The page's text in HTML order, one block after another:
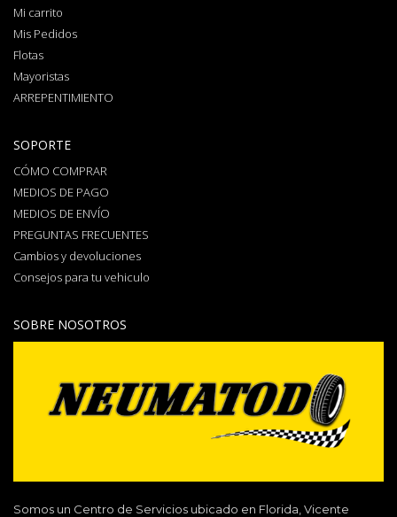
Mi carrito
Mis Pedidos
Flotas
Mayoristas
ARREPENTIMIENTO
SOPORTE
CÓMO COMPRAR
MEDIOS DE PAGO
MEDIOS DE ENVÍO
PREGUNTAS FRECUENTES
Cambios y devoluciones
Consejos para tu vehiculo
SOBRE NOSOTROS
Somos un Centro de Servicios ubicado en Florida, Vicente